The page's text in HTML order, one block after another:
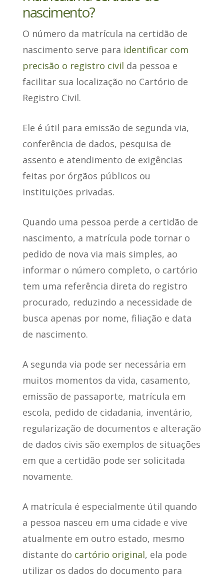
nascimento?
O número da matrícula na certidão de
nascimento serve para identificar com
precisão o registro civil da pessoa e
facilitar sua localização no Cartório de
Registro Civil.
Ele é útil para emissão de segunda via,
conferência de dados, pesquisa de
assento e atendimento de exigências
feitas por órgãos públicos ou
instituições privadas.
Quando uma pessoa perde a certidão de
nascimento, a matrícula pode tornar o
pedido de nova via mais simples, ao
informar o número completo, o cartório
tem uma referência direta do registro
procurado, reduzindo a necessidade de
busca apenas por nome, filiação e data
de nascimento.
A segunda via pode ser necessária em
muitos momentos da vida, casamento,
emissão de passaporte, matrícula em
escola, pedido de cidadania, inventário,
regularização de documentos e alteração
de dados civis são exemplos de situações
em que a certidão pode ser solicitada
novamente.
A matrícula é especialmente útil quando
a pessoa nasceu em uma cidade e vive
atualmente em outro estado, mesmo
distante do cartório original, ela pode
utilizar os dados do documento para